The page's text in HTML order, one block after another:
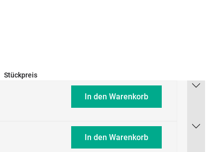
Stückpreis
In den Warenkorb
In den Warenkorb